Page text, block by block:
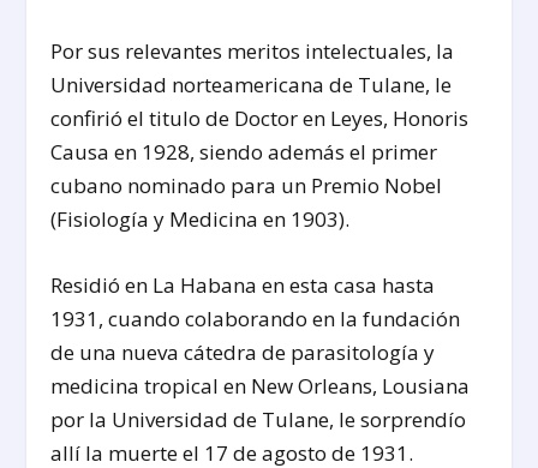
Por sus relevantes meritos intelectuales, la
Universidad norteamericana de Tulane, le
confirió el titulo de Doctor en Leyes, Honoris
Causa en 1928, siendo además el primer
cubano nominado para un Premio Nobel
(Fisiología y Medicina en 1903).
Residió en La Habana en esta casa hasta
1931, cuando colaborando en la fundación
de una nueva cátedra de parasitología y
medicina tropical en New Orleans, Lousiana
por la Universidad de Tulane, le sorprendío
allí la muerte el 17 de agosto de 1931.